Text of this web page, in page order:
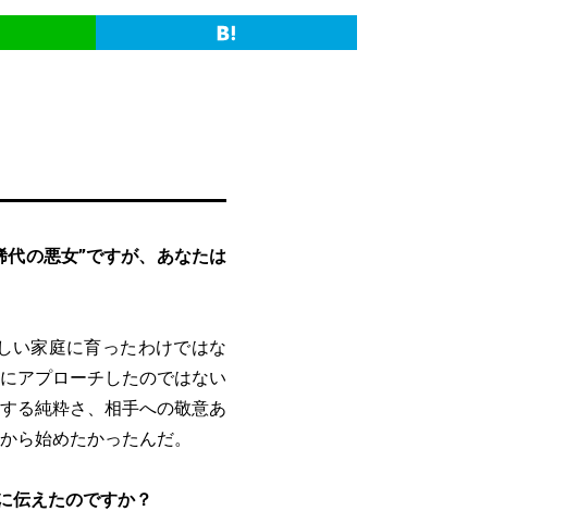
の悪女”ですが、あなたは
い家庭に育ったわけではな
アプローチしたのではない
る純粋さ、相手への敬意あ
ら始めたかったんだ。
伝えたのですか？